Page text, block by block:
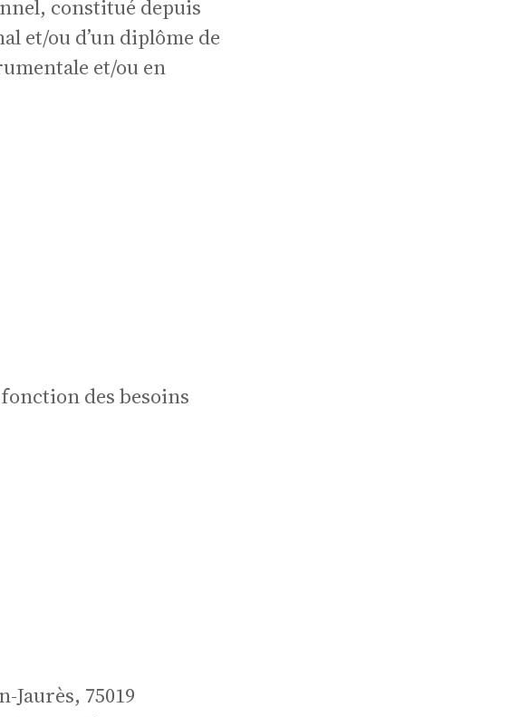
constitué depuis
et/ou d’un diplôme de
et/ou en
des besoins
Jaurès, 75019